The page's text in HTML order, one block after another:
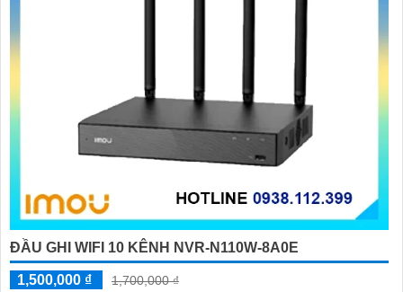
ĐẦU GHI WIFI 10 KÊNH NVR-N110W-8A0E
1,500,000 ₫
1,700,000 ₫